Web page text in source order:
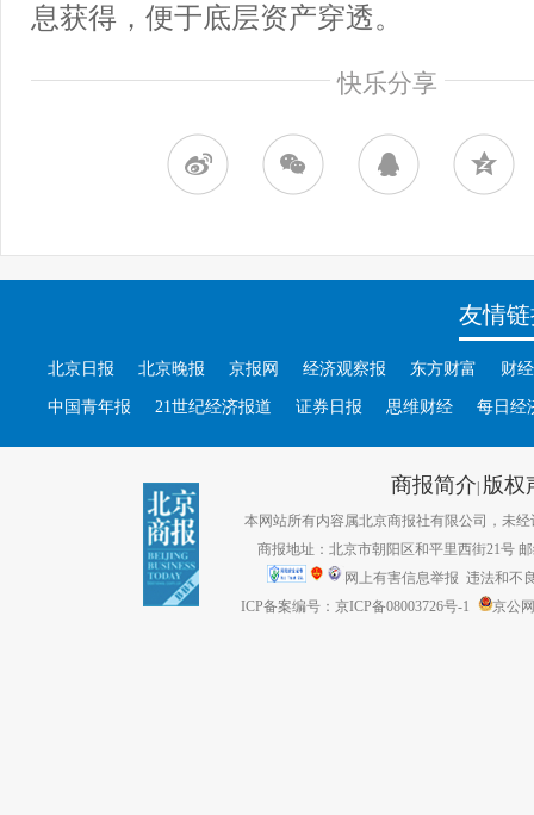
息获得，便于底层资产穿透。
快乐分享
友情
北京日报 北京晚报 京报网 经济观察报 东方财富 财
中国青年报 21世纪经济报道 证券日报 思维财经 每日经
商报简介| 版权
本网站所有内容属北京商报社有限公司，未经
商报地址：北京市朝阳区和平里西街21号
网上有害信息举报 违法和不
ICP备案编号：京ICP备08003726号-1
京公